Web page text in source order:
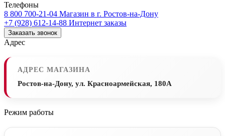
Телефоны
8 800 700-21-04 Магазин в г. Ростов-на-Дону
+7 (928) 612-14-88 Интернет заказы
Заказать звонок
Адрес
АДРЕС МАГАЗИНА
Ростов-на-Дону, ул. Красноармейская, 180А
Режим работы